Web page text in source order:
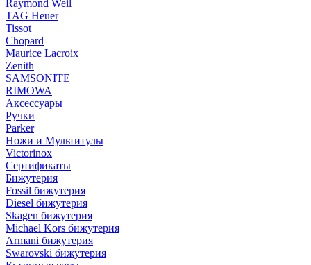
Raymond Weil
TAG Heuer
Tissot
Chopard
Maurice Lacroix
Zenith
SAMSONITE
RIMOWA
Аксессуары
Ручки
Parker
Ножи и Мультитулы
Victorinox
Сертификаты
Бижутерия
Fossil бижутерия
Diesel бижутерия
Skagen бижутерия
Michael Kors бижутерия
Armani бижутерия
Swarovski бижутерия